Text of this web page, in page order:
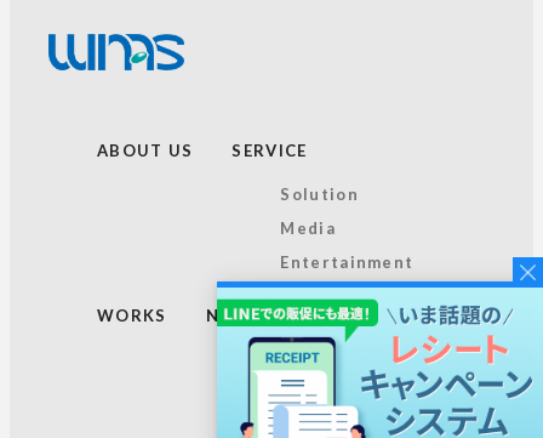
ABOUT US SERVICE
Solution
Media
Entertainment
WORKS NEWS TOPICS RECRUIT